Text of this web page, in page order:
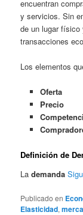
encuentran
y servicios. Sin
de un lugar físico
transacciones
Los elementos
Oferta
Precio
Definición de
Lademanda
Publicado en
Elasticidad,